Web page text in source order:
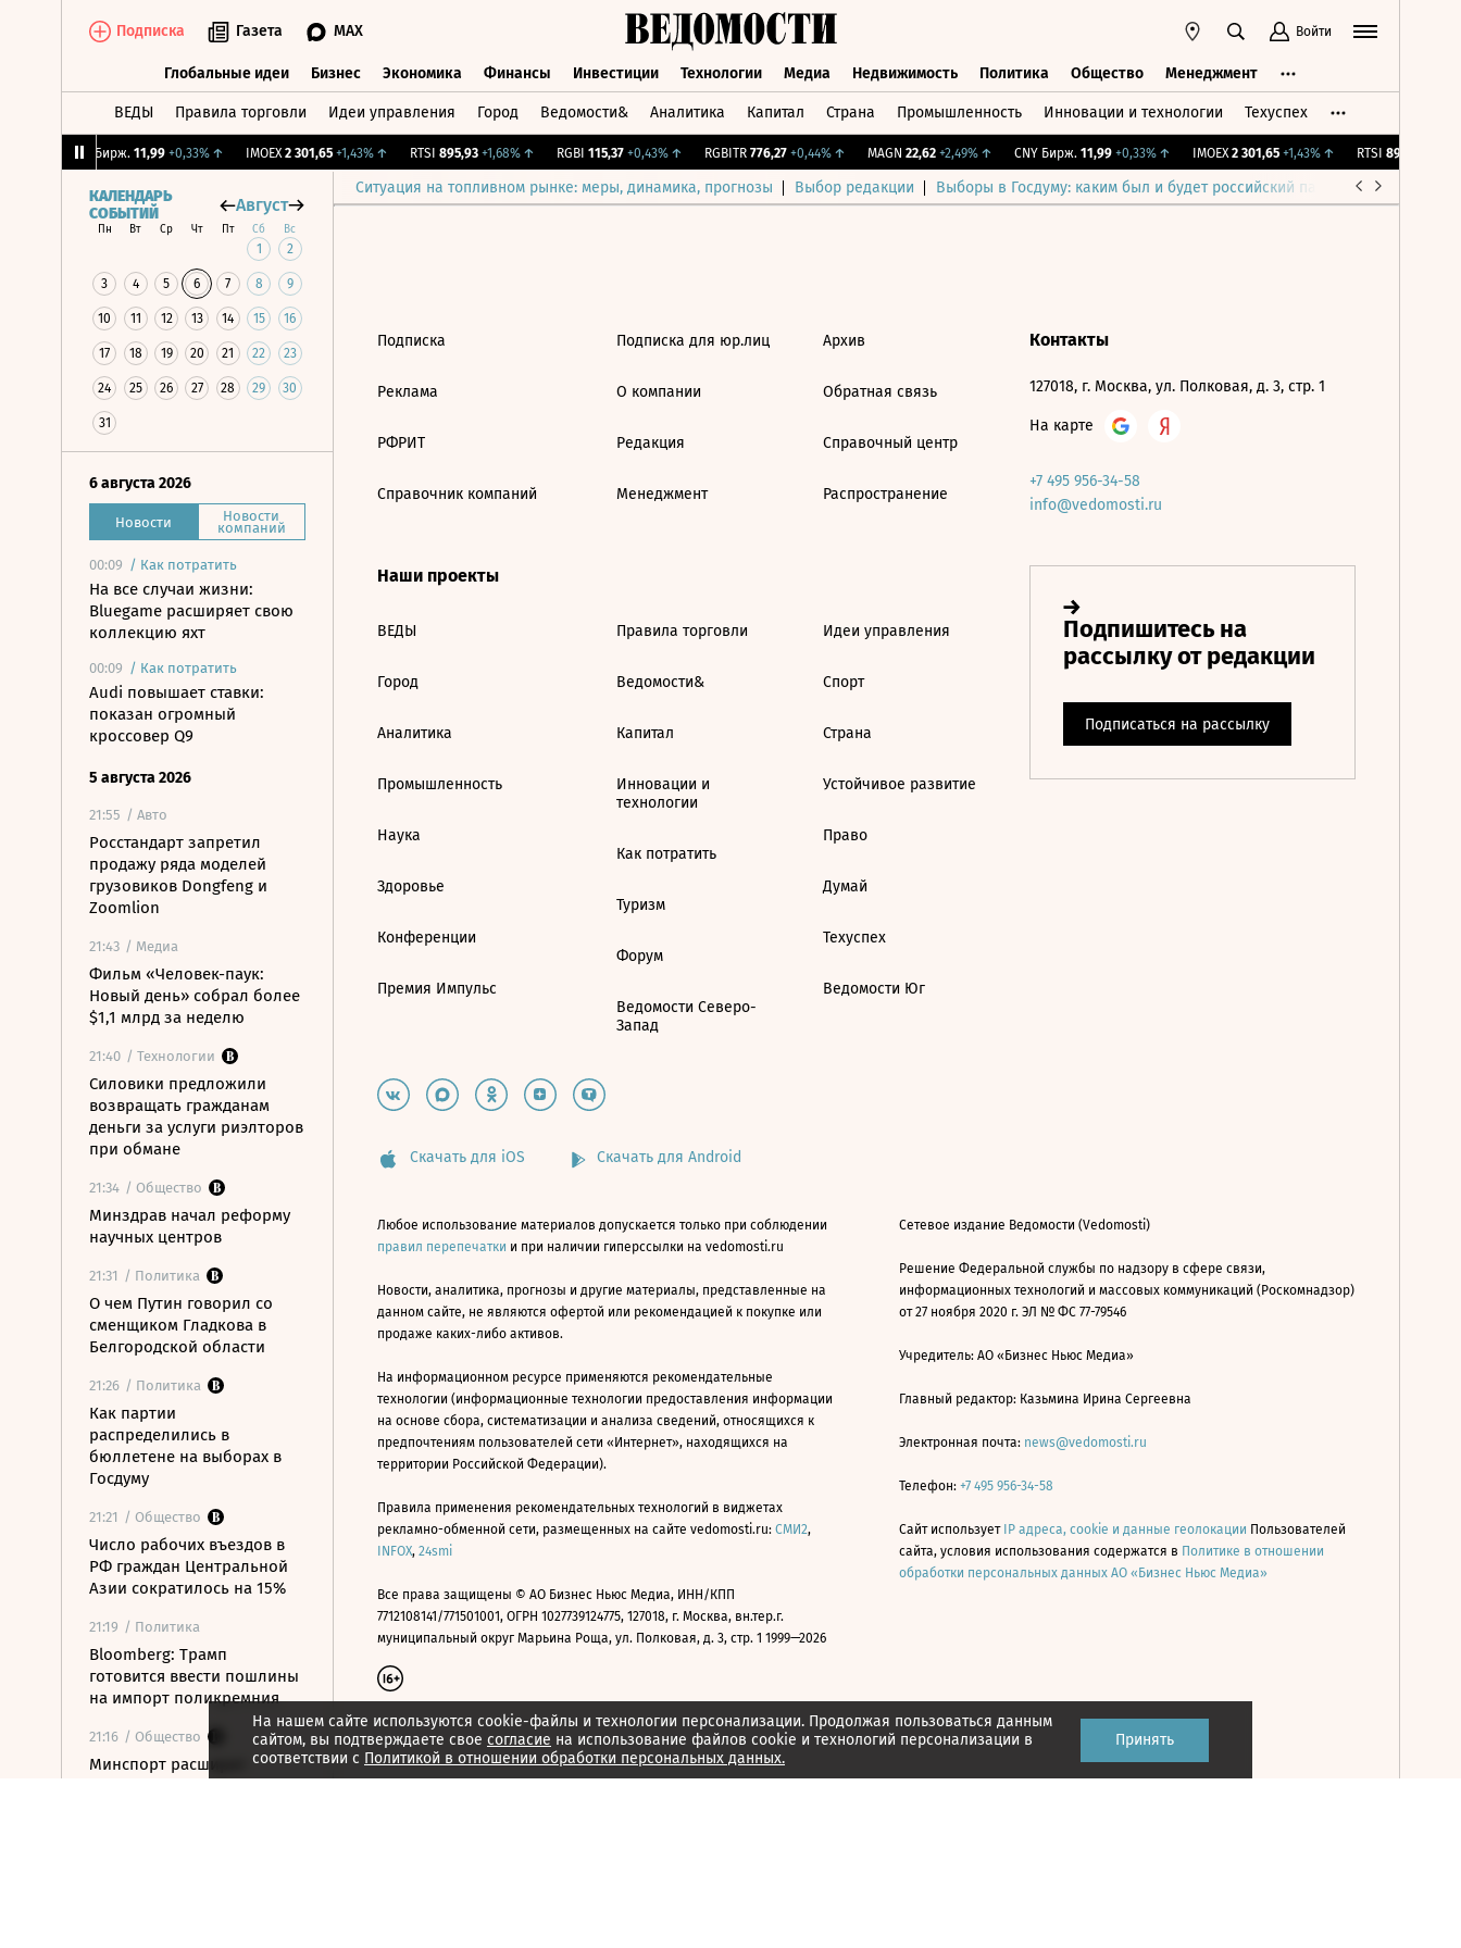
Подписка Газета MAX Войти
Глобальные идеи Бизнес Экономика Финансы Инвестиции Технологии Медиа Недвижимость Политика Общество Менеджмент
ВЕДЫ Правила торговли Идеи управления Город Ведомости& Аналитика Капитал Страна Промышленность Инновации и технологии Техуспех
CNY Бирж. 11,99 +0,33%↑ IMOEX 2 301,65 +1,43%↑ RTSI 895,93 +1,68%↑ RGBI 115,37 +0,43%↑ RGBITR 776,27 +0,44%↑ MAGN 22,62 +2,49%↑ CNY Бирж. 11,99 +0,33%↑ IMOEX 2 301,65 +1,43%↑ RTSI 895,93
Ситуация на топливном рынке: меры, динамика, прогнозы Выбор редакции Выборы в Госдуму: каким был и будет российский парламент
КАЛЕНДАРЬ
СОБЫТИЙ
Август
Пн Вт Ср Чт Пт Сб Вс
1 2
3 4 5 6 7 8 9
10 11 12 13 14 15 16
17 18 19 20 21 22 23
24 25 26 27 28 29 30
31
6 августа 2026
Новости Новости
компаний
00:09 / Как потратить
На все случаи жизни:
Bluegame расширяет свою
коллекцию яхт
00:09 / Как потратить
Audi повышает ставки:
показан огромный
кроссовер Q9
5 августа 2026
21:55 / Авто
Росстандарт запретил
продажу ряда моделей
грузовиков Dongfeng и
Zoomlion
21:43 / Медиа
Фильм «Человек-паук:
Новый день» собрал более
$1,1 млрд за неделю
21:40 / Технологии
Силовики предложили
возвращать гражданам
деньги за услуги риэлторов
при обмане
21:34 / Общество
Минздрав начал реформу
научных центров
21:31 / Политика
О чем Путин говорил со
сменщиком Гладкова в
Белгородской области
21:26 / Политика
Как партии
распределились в
бюллетене на выборах в
Госдуму
21:21 / Общество
Число рабочих въездов в
РФ граждан Центральной
Азии сократилось на 15%
21:19 / Политика
Bloomberg: Трамп
готовится ввести пошлины
на импорт поликремния
21:16 / Общество
Минспорт расширит
На нашем сайте используются cookie-файлы и технологии персонализации. Продолжая пользоваться данным
сайтом, вы подтверждаете свое согласие на использование файлов cookie и технологий персонализации в
соответствии с Политикой в отношении обработки персональных данных.
Принять
Подписка
Реклама
РФРИТ
Справочник компаний
Подписка для юр.лиц
О компании
Редакция
Менеджмент
Архив
Обратная связь
Справочный центр
Распространение
Наши проекты
ВЕДЫ
Город
Аналитика
Промышленность
Наука
Здоровье
Конференции
Премия Импульс
Правила торговли
Ведомости&
Капитал
Инновации и
технологии
Как потратить
Туризм
Форум
Ведомости Северо-
Запад
Идеи управления
Спорт
Страна
Устойчивое развитие
Право
Думай
Техуспех
Ведомости Юг
Контакты
127018, г. Москва, ул. Полковая, д. 3, стр. 1
На карте
+7 495 956-34-58
info@vedomosti.ru
Скачать для iOS Скачать для Android
Любое использование материалов допускается только при соблюдении
правил перепечатки и при наличии гиперссылки на vedomosti.ru
Новости, аналитика, прогнозы и другие материалы, представленные на
данном сайте, не являются офертой или рекомендацией к покупке или
продаже каких-либо активов.
На информационном ресурсе применяются рекомендательные
технологии (информационные технологии предоставления информации
на основе сбора, систематизации и анализа сведений, относящихся к
предпочтениям пользователей сети «Интернет», находящихся на
территории Российской Федерации).
Правила применения рекомендательных технологий в виджетах
рекламно-обменной сети, размещенных на сайте vedomosti.ru: СМИ2,
INFOX, 24smi
Все права защищены © АО Бизнес Ньюс Медиа, ИНН/КПП
7712108141/771501001, ОГРН 1027739124775, 127018, г. Москва, вн.тер.г.
муниципальный округ Марьина Роща, ул. Полковая, д. 3, стр. 1 1999—2026
Сетевое издание Ведомости (Vedomosti)
Решение Федеральной службы по надзору в сфере связи,
информационных технологий и массовых коммуникаций (Роскомнадзор)
от 27 ноября 2020 г. ЭЛ № ФС 77-79546
Учредитель: АО «Бизнес Ньюс Медиа»
Главный редактор: Казьмина Ирина Сергеевна
Электронная почта: news@vedomosti.ru
Телефон: +7 495 956-34-58
Сайт использует IP адреса, cookie и данные геолокации Пользователей
сайта, условия использования содержатся в Политике в отношении
обработки персональных данных АО «Бизнес Ньюс Медиа»